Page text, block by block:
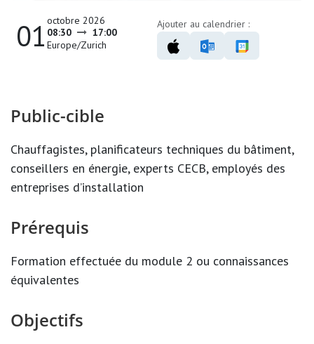
01 octobre 2026
08:30
17:00
Europe/Zurich
Ajouter au calendrier :
Public-cible
Chauffagistes, planificateurs techniques du bâtiment,
conseillers en énergie, experts CECB, employés des
entreprises d’installation
Prérequis
Formation effectuée du module 2 ou connaissances
équivalentes
Objectifs